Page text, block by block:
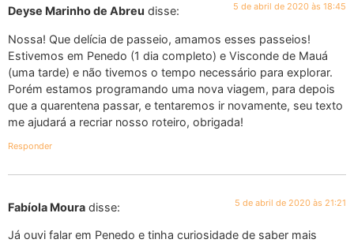
Deyse Marinho de Abreu disse: 5 de abril de 2020 às 18:45
Nossa! Que delícia de passeio, amamos esses passeios!
Estivemos em Penedo (1 dia completo) e Visconde de Mauá
(uma tarde) e não tivemos o tempo necessário para explorar.
Porém estamos programando uma nova viagem, para depois
que a quarentena passar, e tentaremos ir novamente, seu texto
me ajudará a recriar nosso roteiro, obrigada!
Responder
Fabíola Moura disse: 5 de abril de 2020 às 21:21
Já ouvi falar em Penedo e tinha curiosidade de saber mais